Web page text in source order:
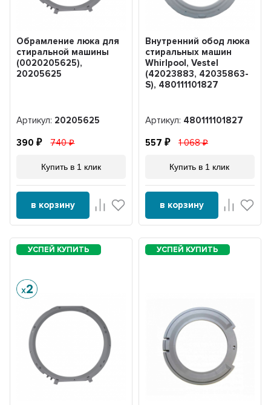
Обрамление люка для
стиральной машины
(0020205625),
20205625
Артикул: 20205625
390 740
Купить в 1 клик
в корзину
Внутренний обод люка
стиральных машин
Whirlpool, Vestel
(42023883, 42035863-
S), 480111101827
Артикул: 480111101827
557 1 068
Купить в 1 клик
в корзину